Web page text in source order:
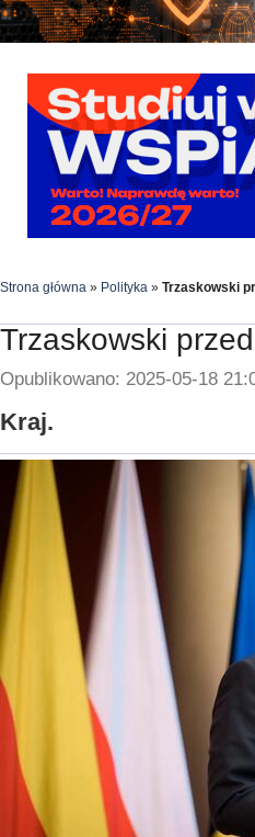
Strona główna » Polityka » Trzaskowski
Trzaskowski
Opublikowano: 2025-05-18
Kraj.